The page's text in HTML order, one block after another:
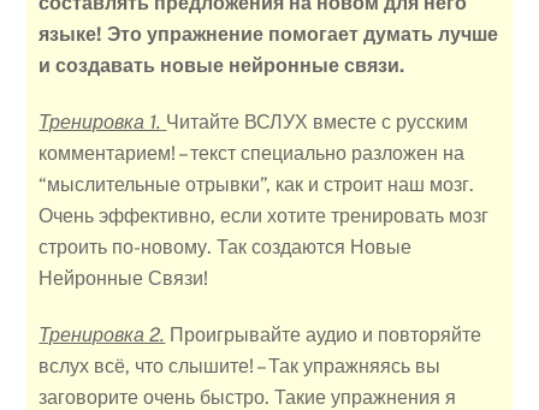
языке! Это упражнение помогает думать лучше
и создавать новые нейронные связи.
Тренировка 1. Читайте ВСЛУХ вместе с русским
комментарием! – текст специально разложен на
“мыслительные отрывки”, как и строит наш мозг.
Очень эффективно, если хотите тренировать мозг
строить по-новому. Так создаются Новые
Нейронные Связи!
Тренировка 2. Проигрывайте аудио и повторяйте
вслух всё, что слышите! – Так упражняясь вы
заговорите очень быстро. Такие упражнения я